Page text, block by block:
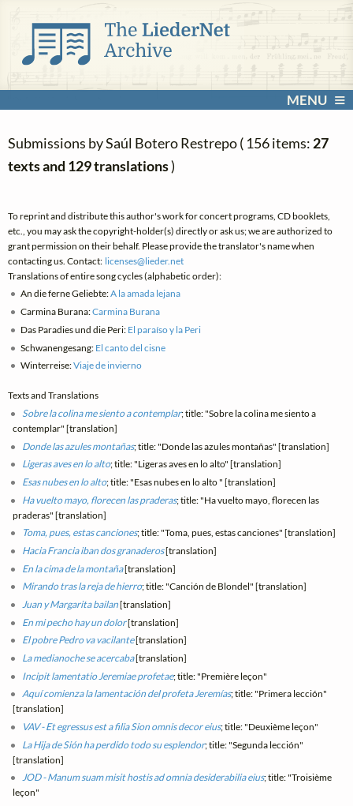
MENU
Submissions by Saúl Botero Restrepo ( 156 items:27
texts and 129 translations)
To reprint and distribute this author's work for concert programs, CD booklets,
etc., you may ask the copyright-holder(s) directly or ask us; we are authorized to
grant permission on their behalf. Please provide the translator's name when
contacting us. Contact: licenses@lieder.net
Translations of entire song cycles (alphabetic order):
An die ferne Geliebte:A la amada lejana
Carmina Burana:Carmina Burana
Das Paradies und die Peri: El paraíso y la Peri
Schwanengesang: El canto del cisne
Winterreise:Viaje de invierno
Texts and Translations
Sobre la colina me siento a contemplar; title: "Sobre la colina me siento a
contemplar" [translation]
Donde las azules montañas; title: "Donde las azules montañas" [translation]
Ligeras aves en lo alto; title: "Ligeras aves en lo alto" [translation]
Esas nubes en lo alto; title: "Esas nubes en lo alto " [translation]
Ha vuelto mayo, florecen las praderas; title: "Ha vuelto mayo, florecen las
praderas" [translation]
Toma, pues, estas canciones; title: "Toma, pues, estas canciones" [translation]
Hacia Francia iban dos granaderos[translation]
En la cima de la montaña[translation]
Mirando tras la reja de hierro; title: "Canción de Blondel" [translation]
Juan y Margarita bailan[translation]
En mi pecho hay un dolor[translation]
El pobre Pedro va vacilante[translation]
La medianoche se acercaba[translation]
Incipit lamentatio Jeremiae profetae; title: "Première leçon"
Aquí comienza la lamentación del profeta Jeremías; title: "Primera lección"
[translation]
VAV - Et egressus est a filia Sion omnis decor eius; title: "Deuxième leçon"
La Hija de Sión ha perdido todo su esplendor; title: "Segunda lección"
[translation]
JOD - Manum suam misit hostis ad omnia desiderabilia eius; title: "Troisième
leçon"